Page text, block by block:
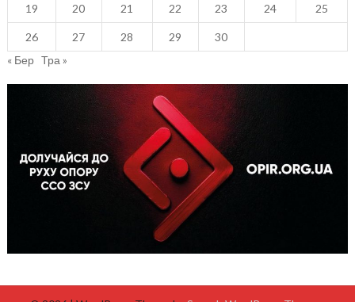
19 20 21 22 23 24 25
26 27 28 29
30
« Бер Тра »